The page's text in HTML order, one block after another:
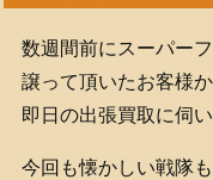
数週間前にスーパー
譲って頂いたお客様
即日の出張買取に伺い
今回も懐かしい戦隊